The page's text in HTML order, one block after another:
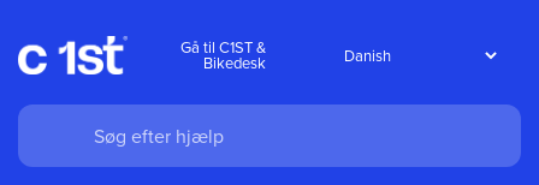
Gå til C1ST &
Bikedesk